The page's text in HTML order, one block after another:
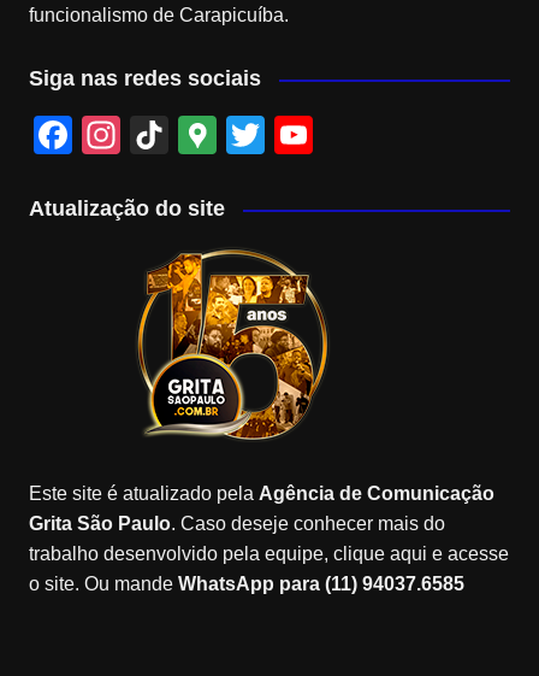
funcionalismo de Carapicuíba.
Siga nas redes sociais
F
c
In
a
m
Ti
T
o
k
G
o
gl
e
M
a
p
s
T
tt
er
u
u
b
e
C
a
n
n
el
Atualização do site
Este site é atualizado pela Agência de Comunicação
Grita São Paulo. Caso deseje conhecer mais do
trabalho desenvolvido pela equipe, clique aqui e acesse
o site. Ou mande WhatsApp para (11) 94037.6585